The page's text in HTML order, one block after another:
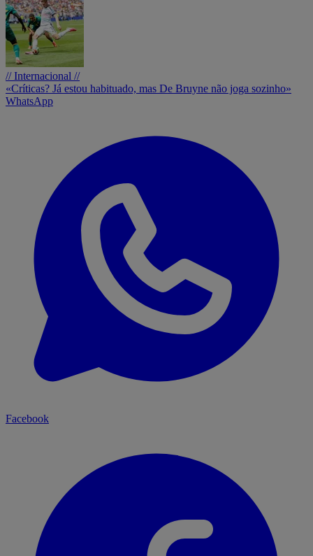
// Internacional //
«Críticas? Já estou habituado, mas De Bruyne não joga sozinho»
WhatsApp
Facebook